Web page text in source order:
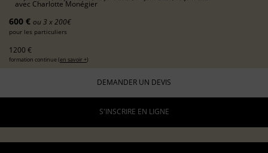
avec Charlotte Monégier
600 € ou 3 x 200€
pour les particuliers
1200 €
formation continue (en savoir +)
DEMANDER UN DEVIS
S'INSCRIRE EN LIGNE